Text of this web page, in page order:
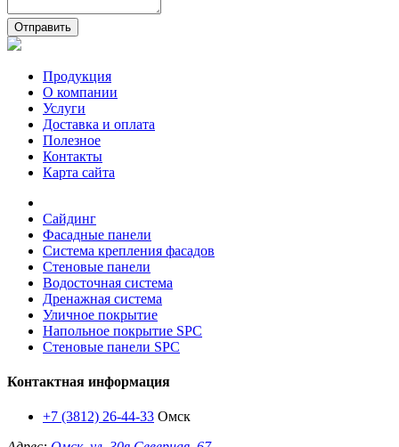
Отправить
Продукция
О компании
Услуги
Доставка и оплата
Полезное
Контакты
Карта сайта
Сайдинг
Фасадные панели
Система крепления фасадов
Стеновые панели
Водосточная система
Дренажная система
Уличное покрытие
Напольное покрытие SPC
Стеновые панели SPC
Контактная информация
+7 (3812) 26-44-33 Омск